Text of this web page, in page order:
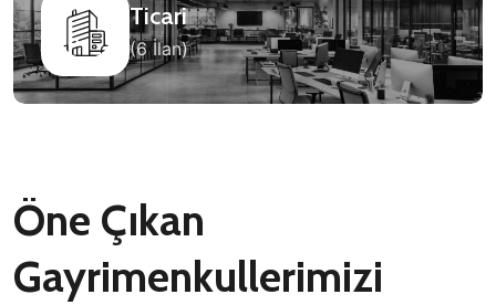
Ticari
(6 İlan)
Öne Çıkan
Gayrimenkullerimizi